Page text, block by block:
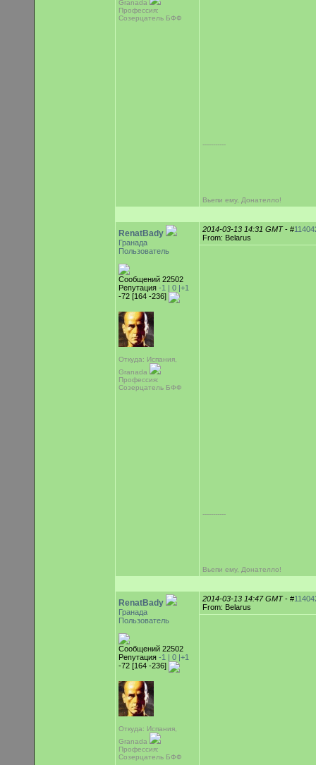
Granada
Профессия:
Созерцатель БФФ
-----------
Вьепи ему, Донателло!
RenatBady
Гранада
Пользователь
Сообщений 22502
Репутация -1 | 0 |+1
-72 [164 -236]
Откуда: Испания,
Granada
Профессия:
Созерцатель БФФ
2014-03-13 14:31 GMT- #
From: Belarus
-----------
Вьепи ему, Донателло!
RenatBady
Гранада
Пользователь
Сообщений 22502
Репутация -1 | 0 |+1
-72 [164 -236]
Откуда: Испания,
Granada
Профессия:
Созерцатель БФФ
2014-03-13 14:47 GMT- #
From: Belarus